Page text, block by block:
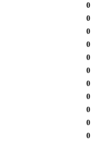
0
0
0
0
0
0
0
0
0
0
0